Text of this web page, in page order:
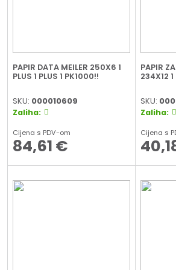
PAPIR DATA MEILER 250X6 1
PLUS 1 PLUS 1 PK1000!!
SKU: 000010609
Zaliha:
Cijena s PDV-om
84,61 €
PAPIR
234X12
SKU:
Zaliha:
Cijena s